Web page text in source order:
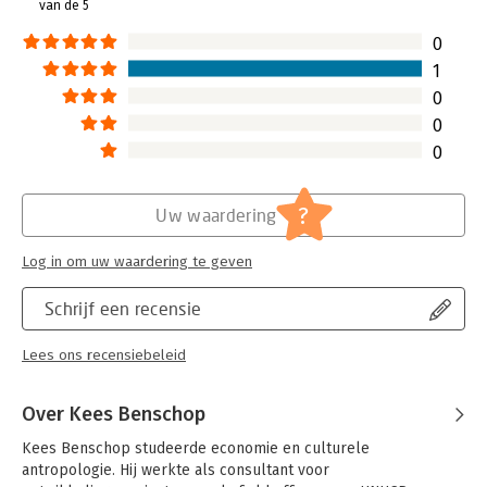
Hoofdrubriek:
Serie:
van de 5
0
1
0
0
0
Schrijf een recensie
Lees ons recensiebeleid
Uw waardering ?
Log in om uw waardering te geven
Over Kees Benschop
Kees Benschop studeerde economie en culturele
antropologie. Hij werkte als consultant voor